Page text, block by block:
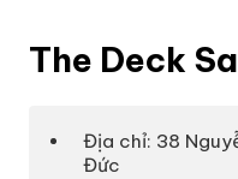
The Deck
Địa chỉ: 38
Đức